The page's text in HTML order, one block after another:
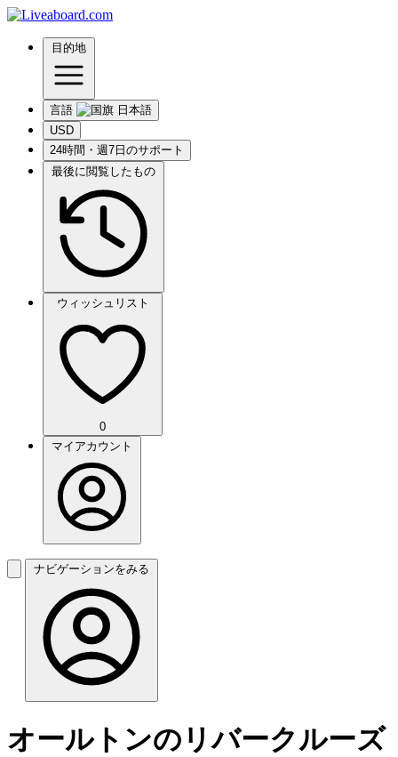
目的地
言語
USD
24時間・週7日のサポート
最後に閲覧したもの
ウィッシュリスト
0
マイアカウント
ナビゲーションをみる
オールトンのリバークルーズ